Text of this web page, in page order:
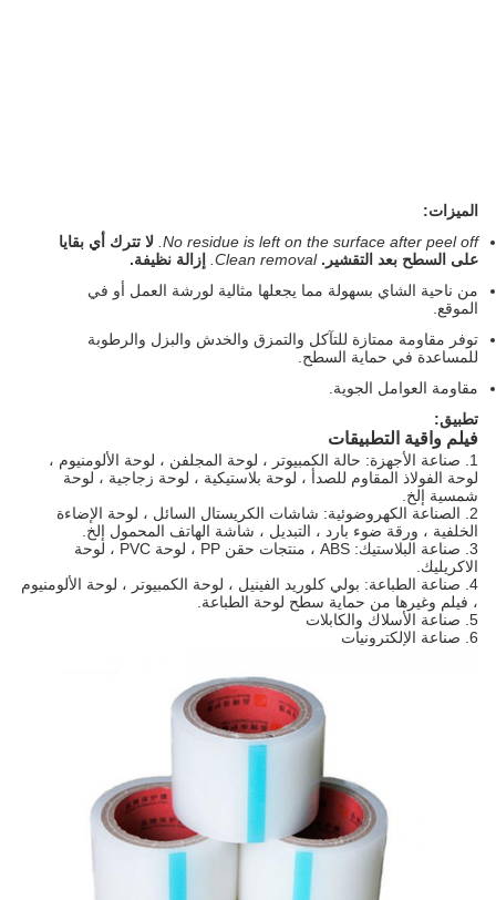
الميزات:
No residue is left on the surface after peel off.
لا تترك أي بقايا
على السطح بعد التقشير. Clean removal.
إزالة نظيفة.
من ناحية الشاي بسهولة مما يجعلها مثالية لورشة العمل أو في
الموقع.
توفر مقاومة ممتازة للتآكل والتمزق والخدش والبزل والرطوبة
للمساعدة في حماية السطح.
مقاومة العوامل الجوية.
تطبيق:
فيلم واقيةالتطبيقات
1. صناعة الأجهزة: حالة الكمبيوتر ، لوحة المجلفن ، لوحة الألومنيوم ،
لوحة الفولاذ المقاوم للصدأ ، لوحة بلاستيكية ، لوحة زجاجية ، لوحة
شمسية إلخ.
2. الصناعة الكهروضوئية: شاشات الكريستال السائل ، لوحة الإضاءة
الخلفية ، ورقة ضوء بارد ، التبديل ، شاشة الهاتف المحمول إلخ.
3. صناعة البلاستيك: ABS ، منتجات حقن PP ، لوحة PVC ، لوحة
الاكريليك.
4. صناعة الطباعة: بولي كلوريد الفينيل ، لوحة الكمبيوتر ، لوحة الألومنيوم
، فيلم وغيرها من حماية سطح لوحة الطباعة.
5. صناعة الأسلاك والكابلات